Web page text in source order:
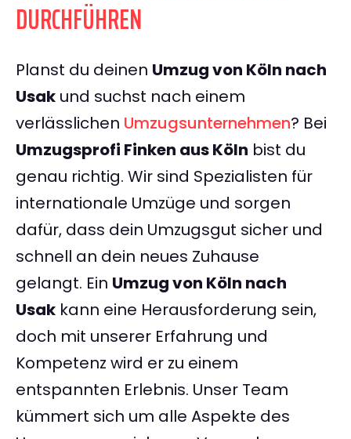
DURCHFÜHREN
Planst du deinen Umzug von Köln nach
Usak und suchst nach einem
verlässlichen Umzugsunternehmen? Bei
Umzugsprofi Finken aus Köln bist du
genau richtig. Wir sind Spezialisten für
internationale Umzüge und sorgen
dafür, dass dein Umzugsgut sicher und
schnell an dein neues Zuhause
gelangt. Ein Umzug von Köln nach
Usak kann eine Herausforderung sein,
doch mit unserer Erfahrung und
Kompetenz wird er zu einem
entspannten Erlebnis. Unser Team
kümmert sich um alle Aspekte des